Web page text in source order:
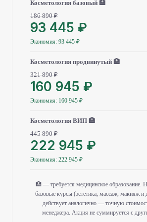
Косметология базовый 🏥
186 890 ₽
93 445 ₽
Экономия: 93 445 ₽
Косметология продвинутый 🏥
321 890 ₽
160 945 ₽
Экономия: 160 945 ₽
Косметология ВИП 🏥
445 890 ₽
222 945 ₽
Экономия: 222 945 ₽
🏥 — требуется медицинское образование.
базовые курсы (эстетика, массаж, макияж и
действует аналогично — точную
менеджера. Акция не суммируется с